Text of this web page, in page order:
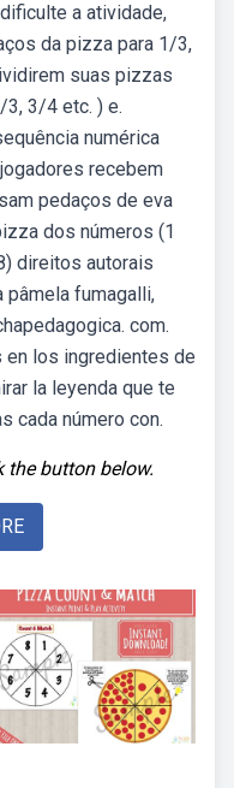
a atividade,
da pizza para 1/3,
suas pizzas
3/4 etc. ) e.
numérica
recebem
pedaços de eva
dos números (1
direitos autorais
fumagalli,
com.
los ingredientes de
la leyenda que te
cada número con.
the button below.